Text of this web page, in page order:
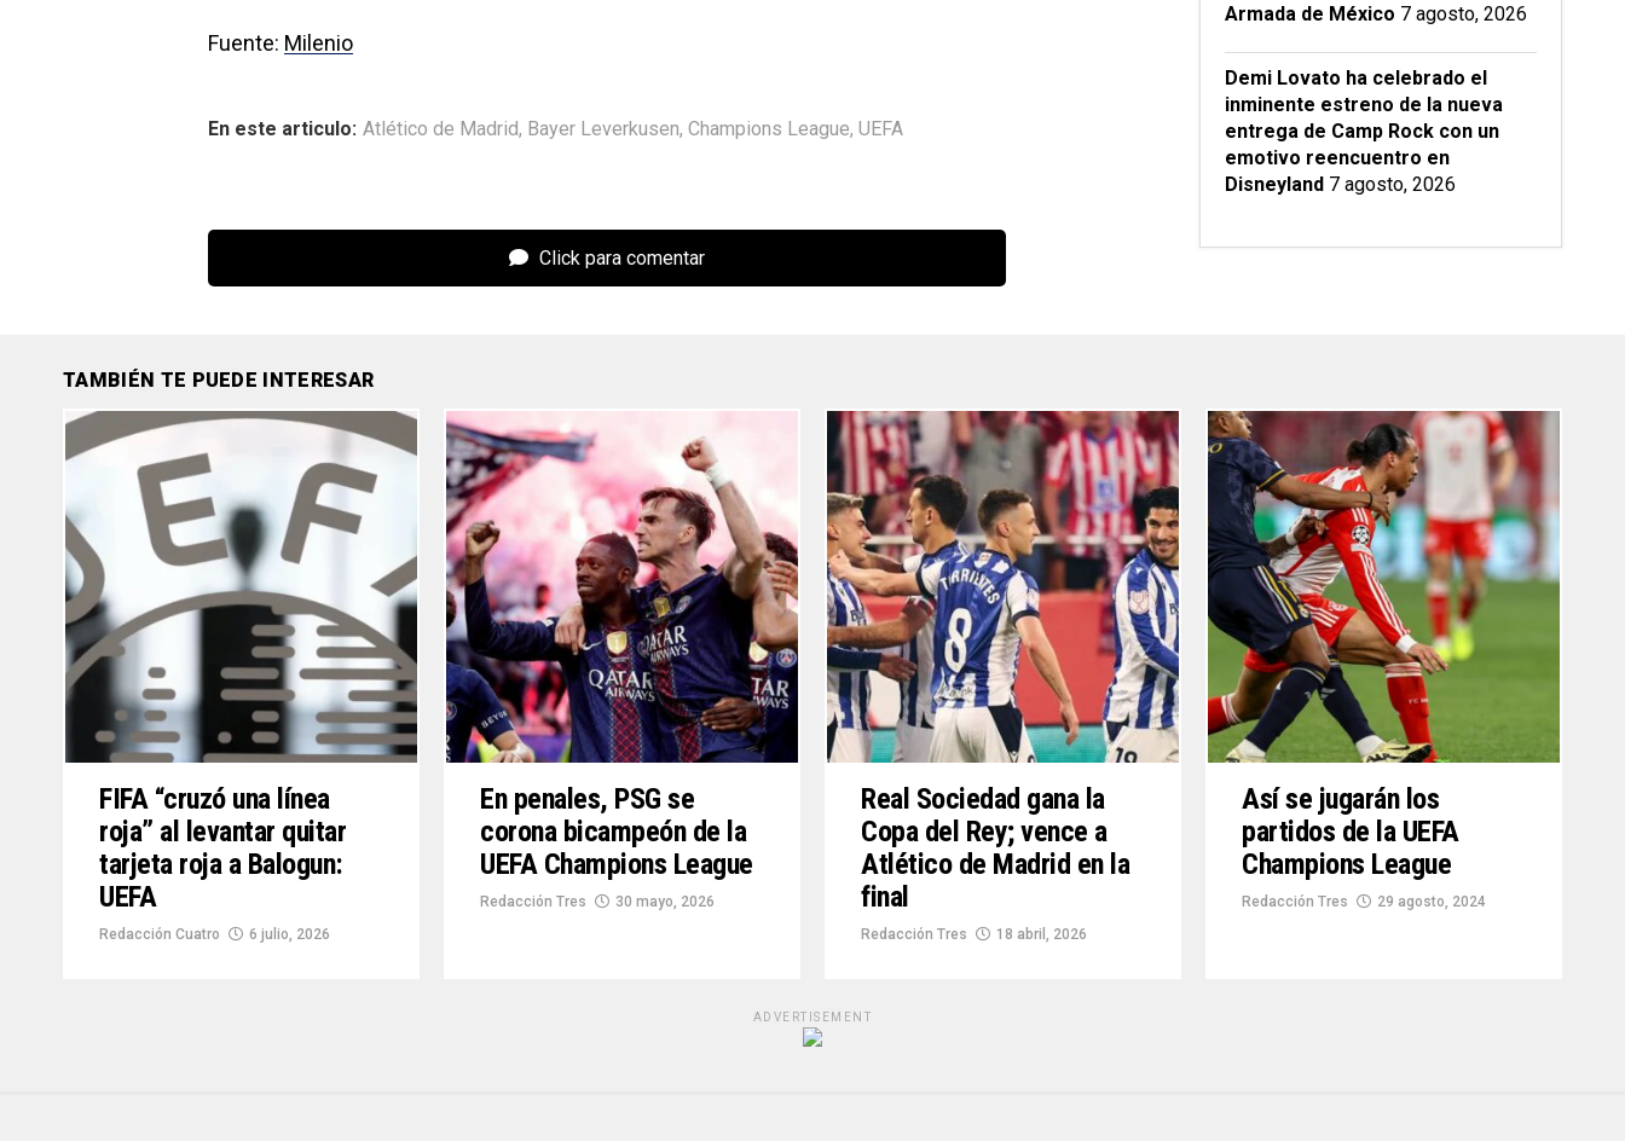
Fuente: Milenio
En este articulo: Atlético de Madrid, Bayer Leverkusen, Champions League, UEFA
Click para comentar
Armada de México 7 agosto, 2026
Demi Lovato ha celebrado el
inminente estreno de la nueva
entrega de Camp Rock con un
emotivo reencuentro en
Disneyland 7 agosto, 2026
TAMBIÉN TE PUEDE INTERESAR
FIFA “cruzó una línea
roja” al levantar quitar
tarjeta roja a Balogun:
UEFA
Redacción Cuatro 6 julio, 2026
En penales, PSG se
corona bicampeón de la
UEFA Champions League
Redacción Tres 30 mayo, 2026
Real Sociedad gana la
Copa del Rey; vence a
Atlético de Madrid en la
final
Redacción Tres 18 abril, 2026
Así se jugarán los
partidos de la UEFA
Champions League
Redacción Tres 29 agosto, 2024
ADVERTISEMENT